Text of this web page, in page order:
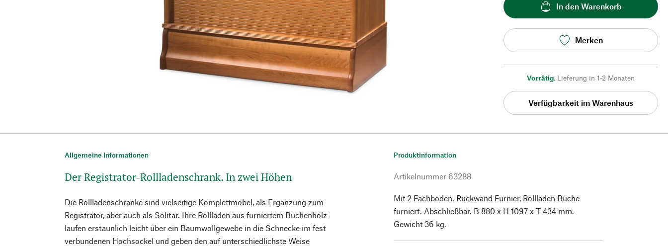
In den Warenkorb
Merken
Vorrätig, Lieferung in 1-2 Monaten
Verfügbarkeit im Warenhaus
Allgemeine Informationen
Der Registrator-Rollladenschrank. In zwei Höhen
Die Rollladenschränke sind vielseitige Komplettmöbel, als Ergänzung zum
Registrator, aber auch als Solitär. Ihre Rollladen aus furniertem Buchenholz
laufen erstaunlich leicht über ein Baumwollgewebe in die Schnecke im fest
verbundenen Hochsockel und geben den auf unterschiedlichste Weise
Produktinformation
Artikelnummer 63288
Mit 2 Fachböden. Rückwand Furnier, Rollladen Buche
furniert. Abschließbar. B 880 x H 1097 x T 434 mm.
Gewicht 36 kg.